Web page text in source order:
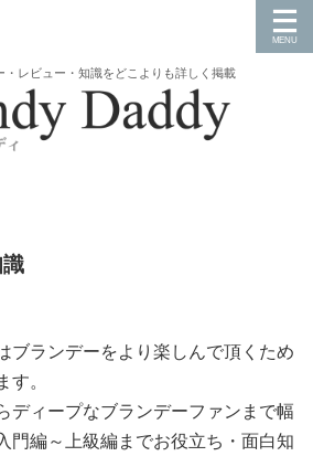
・レビュー・知識をどこよりも詳しく掲載
ブランデーをより楽しんで頂くため
。
ディープなブランデーファンまで幅
門編～上級編までお役立ち・面白知